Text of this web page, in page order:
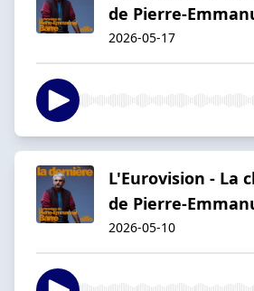
de Pierre-
2026-05-17
L'Eurovision - La
de Pierre-
2026-05-10